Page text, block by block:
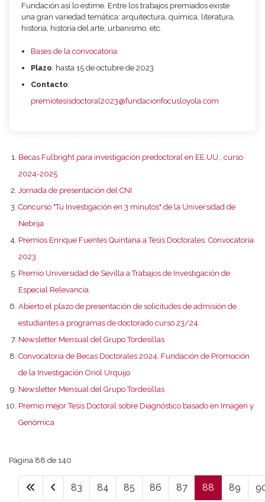
Fundación así lo estime. Entre los trabajos premiados existe
una gran variedad temática: arquitectura, química, literatura,
historia, historia del arte, urbanismo, etc.
Bases de la convocatoria
Plazo: hasta 15 de octubre de 2023
Contacto:
premiotesisdoctoral2023@fundacionfocusloyola.com
Becas Fulbright para investigación predoctoral en EE.UU., curso
2024-2025
Jornada de presentación del CNI
Concurso "Tu Investigación en 3 minutos" de la Universidad de
Nebrija
Premios Enrique Fuentes Quintana a Tesis Doctorales. Convocatoria
2023
Premio Universidad de Sevilla a Trabajos de Investigación de
Especial Relevancia.
Abierto el plazo de presentación de solicitudes de admisión de
estudiantes a programas de doctorado curso 23/24
Newsletter Mensual del Grupo Tordesillas
Convocatoria de Becas Doctorales 2024. Fundación de Promoción
de la Investigación Oriol Urquijo
Newsletter Mensual del Grupo Tordesillas
Premio mejor Tesis Doctoral sobre Diagnóstico basado en Imagen y
Genómica
Página 88 de 140
83 84 85 86 87 88 89